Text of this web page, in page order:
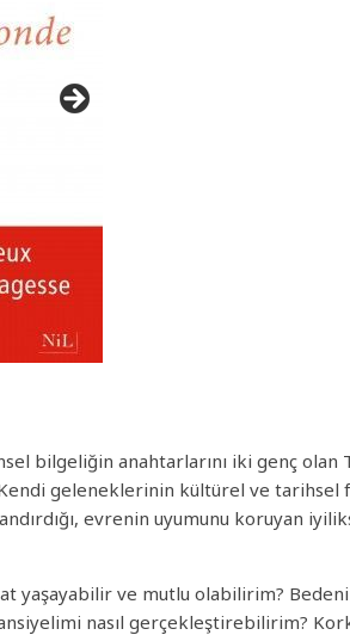
bilgeliğin anahtarlarını iki genç olan
geleneklerinin kültürel ve tarihsel
evrenin uyumunu koruyan
yaşayabilir ve mutlu olabilirim?
nasıl gerçekleştirebilirim?